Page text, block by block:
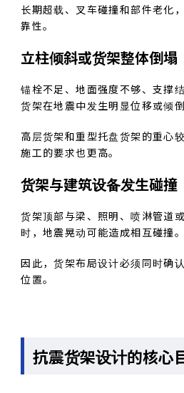
长期超载、叉车碰撞和部件老化
靠性。
立柱倾斜或货架整体倒塌
锚栓不足、地面强度不够、支撑
货架在地震中发生明显位移或倾倒
高层货架和重型托盘货架的重心
施工的要求也更高。
货架与建筑设备发生碰撞
货架顶部与梁、照明、喷淋管道
时，地震晃动可能造成相互碰撞。
因此，货架布局设计必须同时确
位置。
抗震货架设计的核心